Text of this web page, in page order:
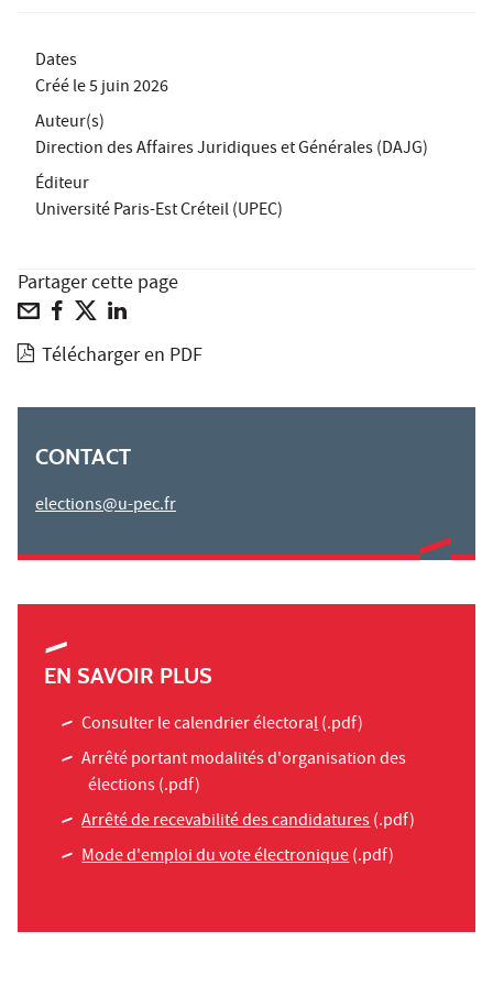
Dates
Créé le5 juin 2026
Auteur(s)
Direction des Affaires Juridiques et Générales (DAJG)
Éditeur
Université Paris-Est Créteil (UPEC)
Partager cette page
Télécharger en PDF
CONTACT
elections@u-pec.fr
EN SAVOIR PLUS
Consulter le calendrier électoral(.pdf)
Arrêté portant modalités d'organisation des
élections(.pdf)
Arrêté de recevabilité des candidatures(.pdf)
Mode d'emploi du vote électronique(.pdf)